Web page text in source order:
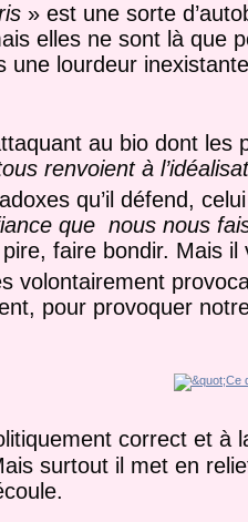
» est une sorte
elles ne sont là que
une lourdeur
au bio dont les
renvoient à
qu’il défend,
que nous nous
faire bondir. Mais
volontairement
pour provoquer
correct et à
surtout il met en